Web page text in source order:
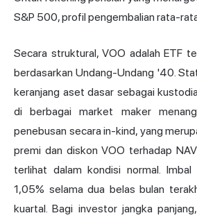
S&P 500, profil pengembalian rata-
Secara struktural, VOO adalah ETF
berdasarkan Undang-Undang '40.
keranjang aset dasar sebagai
di berbagai market maker
penebusan secara in-kind, yang
premi dan diskon VOO terhadap
terlihat dalam kondisi normal.
1,05% selama dua belas bulan
kuartal. Bagi investor jangka